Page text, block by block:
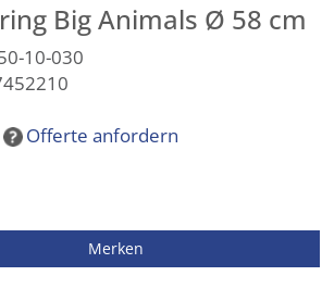
Big Animals Ø 58 cm
10-030
Offerte anfordern